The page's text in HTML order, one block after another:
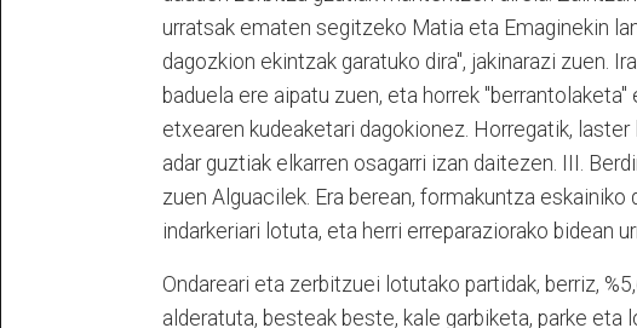
urratsak ematen segitzeko Matia eta Emaginekin
dagozkion ekintzak garatuko dira", jakinarazi zuen.
baduela ere aipatu zuen, eta horrek
etxearen kudeaketari dagokionez. Horregatik,
adar guztiak elkarren osagarri izan daitezen. III.
zuen Alguacilek. Era berean, formakuntza eskainiko
indarkeriari lotuta, eta herri erreparaziorako bidean
Ondareari eta zerbitzuei lotutako partidak, berriz,
alderatuta, besteak beste, kale garbiketa, parke eta